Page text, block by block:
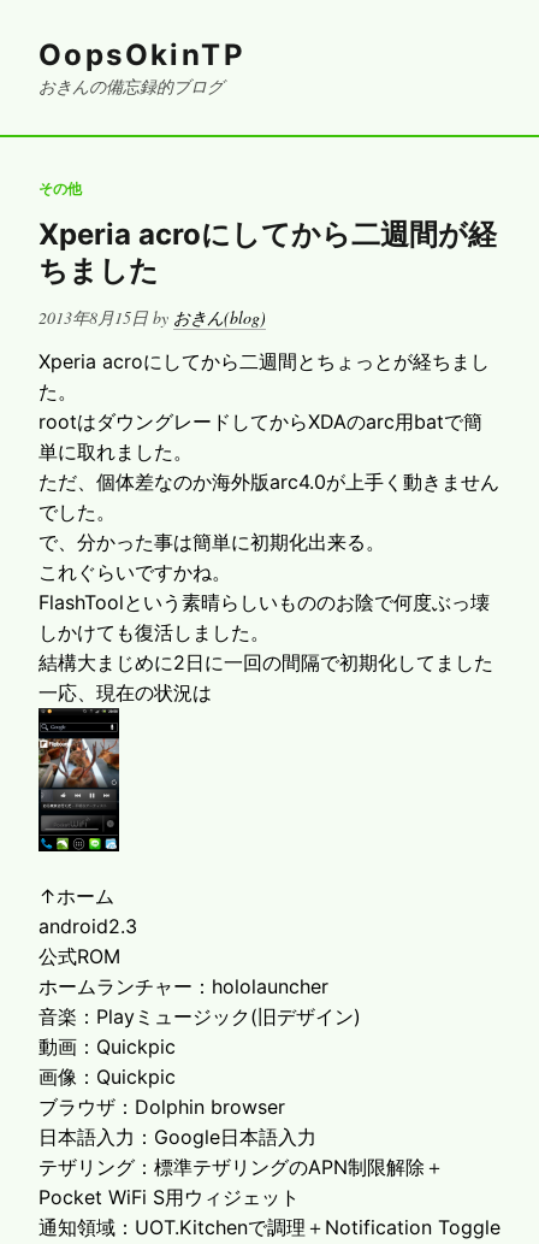
OopsOkinTP
おきんの備忘録的ブログ
その他
Xperia acroにしてから二週間が経
ちました
Posted
2013年8月15日 by おきん(blog)
Xperia acroにしてから二週間とちょっとが経ちまし
た。
rootはダウングレードしてからXDAのarc用batで簡
単に取れました。
ただ、個体差なのか海外版arc4.0が上手く動きません
でした。
で、分かった事は簡単に初期化出来る。
これぐらいですかね。
FlashToolという素晴らしいもののお陰で何度ぶっ壊
しかけても復活しました。
結構大まじめに2日に一回の間隔で初期化してました
一応、現在の状況は
↑ホーム
android2.3
公式ROM
ホームランチャー：hololauncher
音楽：Playミュージック(旧デザイン)
動画：Quickpic
画像：Quickpic
ブラウザ：Dolphin browser
日本語入力：Google日本語入力
テザリング：標準テザリングのAPN制限解除＋
Pocket WiFi S用ウィジェット
通知領域：UOT.Kitchenで調理＋Notification Toggle